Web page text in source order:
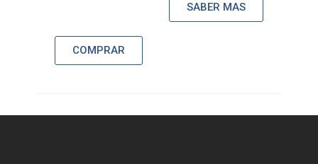
SABER MAS
COMPRAR